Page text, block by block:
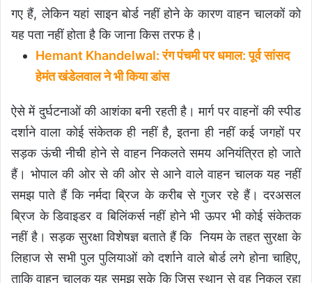
गए हैं, लेकिन यहां साइन बोर्ड नहीं होने के कारण वाहन चालकों को
यह पता नहीं होता है कि जाना किस तरफ है।
Hemant Khandelwal: रंग पंचमी पर धमाल: पूर्व सांसद
हेमंत खंडेलवाल ने भी किया डांस
ऐसे में दुर्घटनाओं की आशंका बनी रहती है। मार्ग पर वाहनों की स्पीड
दर्शाने वाला कोई संकेतक ही नहीं है, इतना ही नहीं कई जगहों पर
सड़क ऊंची नीची होने से वाहन निकलते समय अनियंत्रित हो जाते
हैं। भोपाल की ओर से की ओर से आने वाले वाहन चालक यह नहीं
समझ पाते हैं कि नर्मदा ब्रिज के करीब से गुजर रहे हैं। दरअसल
ब्रिज के डिवाइडर व बिलिंकर्स नहीं होने भी ऊपर भी कोई संकेतक
नहीं है। सड़क सुरक्षा विशेषज्ञ बताते हैं कि नियम के तहत सुरक्षा के
लिहाज से सभी पुल पुलियाओं को दर्शाने वाले बोर्ड लगे होना चाहिए,
ताकि वाहन चालक यह समझ सके कि जिस स्थान से वह निकल रहा